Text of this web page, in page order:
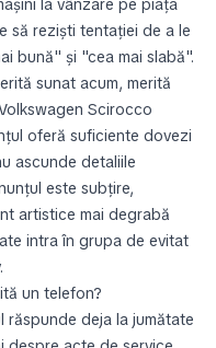
la vânzare pe piața
să reziști tentației de a le
bună" și "cea mai slabă".
sunat acum, merită
Scirocco
oferă suficiente dovezi
ascunde detaliile
este subțire,
artistice mai degrabă
intra în grupa de evitat
un telefon?
răspunde deja la jumătate